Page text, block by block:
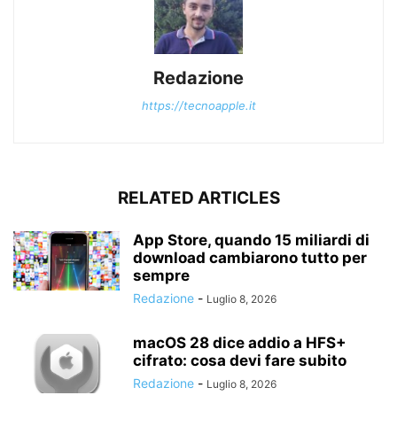
Redazione
https://tecnoapple.it
RELATED ARTICLES
App Store, quando 15 miliardi di
download cambiarono tutto per
sempre
Redazione - Luglio 8, 2026
macOS 28 dice addio a HFS+
cifrato: cosa devi fare subito
Redazione - Luglio 8, 2026